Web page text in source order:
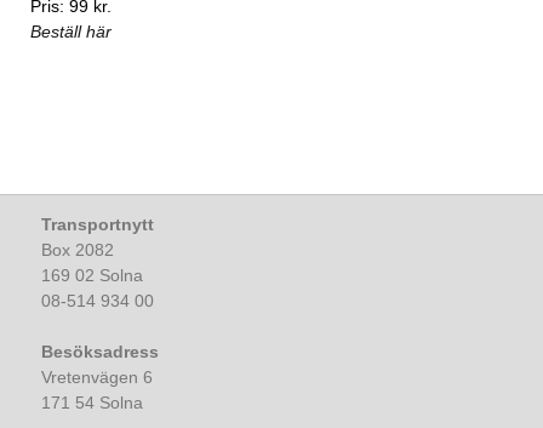
Pris: 99 kr.
Beställ här
Transportnytt
Box 2082
169 02 Solna
08-514 934 00
Besöksadress
Vretenvägen 6
171 54 Solna